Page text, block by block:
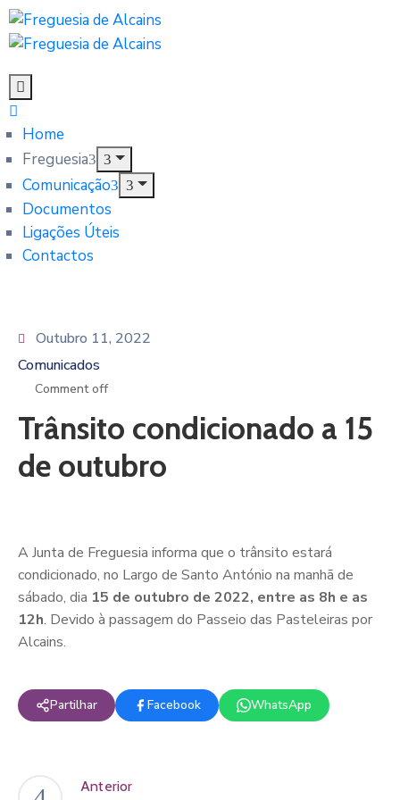
Home
Freguesia
Comunicação
Documentos
Ligações Úteis
Contactos
Outubro 11, 2022
Comunicados
Comment off
Trânsito condicionado a 15
de outubro
A Junta de Freguesia informa que o trânsito estará
condicionado, no Largo de Santo António na manhã de
sábado, dia 15 de outubro de 2022, entre as 8h e as
12h. Devido à passagem do Passeio das Pasteleiras por
Alcains.
Partilhar Facebook WhatsApp
Anterior